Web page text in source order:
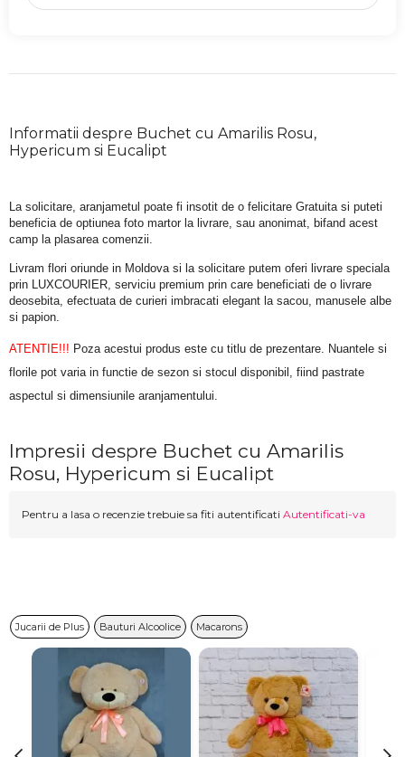
Informatii despre Buchet cu Amarilis Rosu,
Hypericum si Eucalipt
La solicitare, aranjametul poate fi insotit de o felicitare Gratuita si puteti
beneficia de optiunea foto martor la livrare, sau anonimat, bifand acest
camp la plasarea comenzii.
Livram flori oriunde in Moldova si la solicitare putem oferi livrare speciala
prin LUXCOURIER, serviciu premium prin care beneficiati de o livrare
deosebita, efectuata de curieri imbracati elegant la sacou, manusele albe
si papion.
ATENTIE!!! Poza acestui produs este cu titlu de prezentare. Nuantele si
florile pot varia in functie de sezon si stocul disponibil, fiind pastrate
aspectul si dimensiunile aranjamentului.
Impresii despre Buchet cu Amarilis
Rosu, Hypericum si Eucalipt
Pentru a lasa o recenzie trebuie sa fiti autentificati Autentificati-va
Jucarii de Plus Bauturi Alcoolice Macarons